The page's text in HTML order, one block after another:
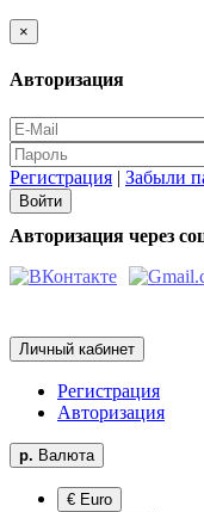
×
Авторизация
Регистрация | Забыли
Авторизация через
Личный кабинет
Регистрация
Авторизация
р. Валюта
€ Euro